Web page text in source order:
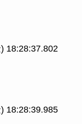
18:28:37.802
18:28:39.985